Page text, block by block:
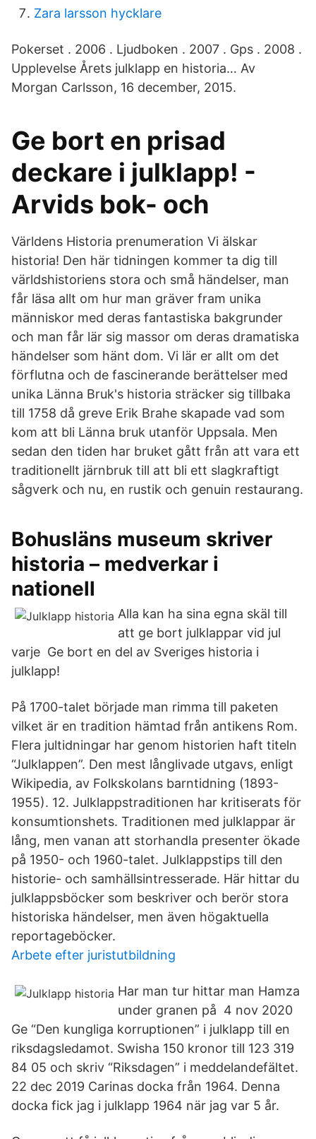
Zara larsson hycklare
Pokerset . 2006 . Ljudboken . 2007 . Gps . 2008 .
Upplevelse Årets julklapp en historia… Av
Morgan Carlsson, 16 december, 2015.
Ge bort en prisad
deckare i julklapp! -
Arvids bok- och
Världens Historia prenumeration Vi älskar
historia! Den här tidningen kommer ta dig till
världshistoriens stora och små händelser, man
får läsa allt om hur man gräver fram unika
människor med deras fantastiska bakgrunder
och man får lär sig massor om deras dramatiska
händelser som hänt dom. Vi lär er allt om det
förflutna och de fascinerande berättelser med
unika Länna Bruk's historia sträcker sig tillbaka
till 1758 då greve Erik Brahe skapade vad som
kom att bli Länna bruk utanför Uppsala. Men
sedan den tiden har bruket gått från att vara ett
traditionellt järnbruk till att bli ett slagkraftigt
sågverk och nu, en rustik och genuin restaurang.
Bohusläns museum skriver
historia – medverkar i
nationell
Alla kan ha sina egna skäl till
att ge bort julklappar vid jul
varje Ge bort en del av Sveriges historia i
julklapp!
På 1700-talet började man rimma till paketen
vilket är en tradition hämtad från antikens Rom.
Flera jultidningar har genom historien haft titeln
“Julklappen”. Den mest långlivade utgavs, enligt
Wikipedia, av Folkskolans barntidning (1893-
1955). 12. Julklappstraditionen har kritiserats för
konsumtionshets. Traditionen med julklappar är
lång, men vanan att storhandla presenter ökade
på 1950- och 1960-talet. Julklappstips till den
historie- och samhällsintresserade. Här hittar du
julklappsböcker som beskriver och berör stora
historiska händelser, men även högaktuella
reportageböcker.
Arbete efter juristutbildning
Har man tur hittar man Hamza
under granen på 4 nov 2020
Ge “Den kungliga korruptionen” i julklapp till en
riksdagsledamot. Swisha 150 kronor till 123 319
84 05 och skriv “Riksdagen” i meddelandefältet.
22 dec 2019 Carinas docka från 1964. Denna
docka fick jag i julklapp 1964 när jag var 5 år.